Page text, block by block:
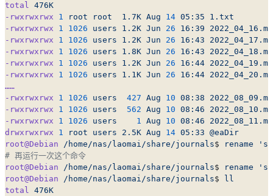
total 476K
-rwxrwxrwx 1 root root
  1.7K
Aug 14 05:35 1.txt
-rwxrwxrwx 1 1026 users 1.2K Jun 26 16:39 2022_04_16.md
-rwxrwxrwx 1 1026 users 1.2K Jun 26 16:43 2022_04_17.md
-rwxrwxrwx 1 1026 users 1.8K Jun 26 16:43 2022_04_18.md
-rwxrwxrwx 1 1026 users 1.2K Jun 26 16:44 2022_04_19.md
-rwxrwxrwx 1 1026 users 1.1K Jun 26 16:44 2022_04_20.md
……
-rwxrwxrwx 1 1026 users
  427
Aug 10 08:38 2022_08_09.md
-rwxrwxrwx 1 1026 users
  562
Aug 10 08:46 2022_08_10.md
-rwxrwxrwx 1 1026 users
    1
Aug 10 08:46 2022_08_11.md
drwxrwxrwx 1 root users 2.5K Aug 14 05:33 @eaDir
root@Debian /home/nas/laomai/share/journals$ rename
# 再运行一次这个命令
root@Debian /home/nas/laomai/share/journals$ rename
root@Debian /home/nas/laomai/share/journals$
ll
total 476K